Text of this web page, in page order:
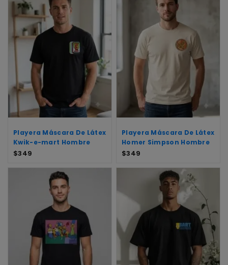
Playera Máscara De Látex
Kwik-e-mart Hombre
$349
Playera Máscara De Látex
Homer Simpson Hombre
$349